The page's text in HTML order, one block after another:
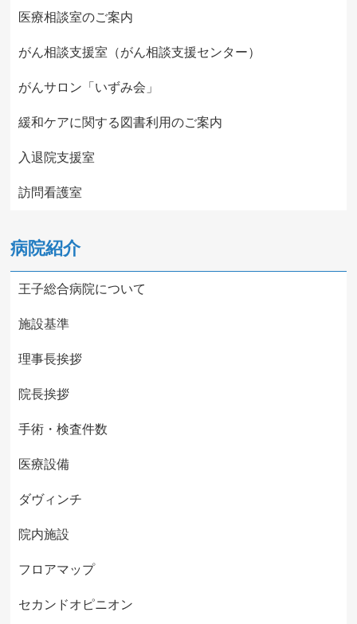
医療相談室のご案内
がん相談支援室（がん相談支援センター）
がんサロン「いずみ会」
緩和ケアに関する図書利用のご案内
入退院支援室
訪問看護室
病院紹介
王子総合病院について
施設基準
理事長挨拶
院長挨拶
手術・検査件数
医療設備
ダヴィンチ
院内施設
フロアマップ
セカンドオピニオン